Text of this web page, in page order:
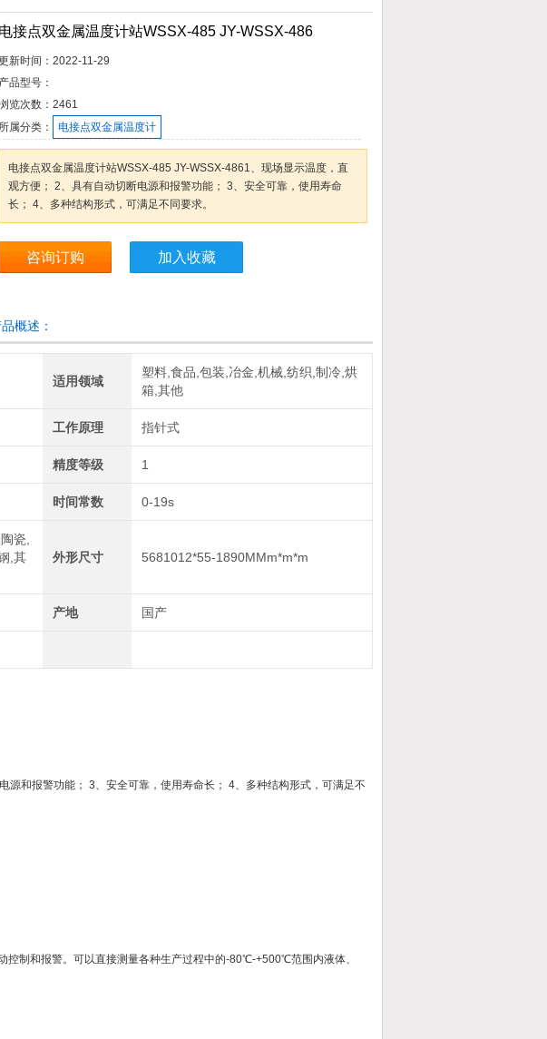
电接点双金属温度计站WSSX-485 JY-WSSX-486
新时间： 2022-11-29
产品型号：
览次数： 2461
所属分类：
电接点双金属温度计
电接点双金属温度计站WSSX-485 JY-WSSX-4861、现场显示温度，直
观方便； 2、具有自动切断电源和报警功能； 3、安全可靠，使用寿命
长； 4、多种结构形式，可满足不同要求。
咨询订购 加入收藏
概述：
适用领域
塑料,食品,包装,冶金,机械,纺织,制冷,烘
箱,其他
工作原理 指针式
精度等级 1
时间常数 0-19s
瓷,
,其
外形尺寸 5681012*55-1890MMm*m*m
产地 国产
源和报警功能； 3、安全可靠，使用寿命长； 4、多种结构形式，可满足不
控制和报警。可以直接测量各种生产过程中的-80℃-+500℃范围内液体、